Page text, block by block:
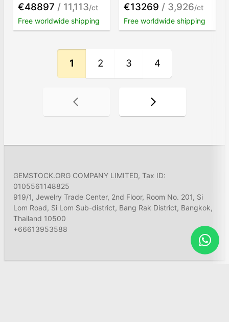
€48897 / 11,113/ct
Free worldwide shipping
€13269 / 3,926/ct
Free worldwide shipping
1 2 3 4
GEMSTOCK.ORG COMPANY LIMITED, Tax ID:
0105561148825
919/1, Jewelry Trade Center, 2nd Floor, Room No. 201, Si
Lom Road, Si Lom Sub-district, Bang Rak District, Bangkok,
Thailand 10500
+66613953588